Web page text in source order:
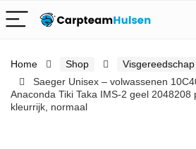
Home Shop Visgereedschap
Saeger Unisex – volwassenen
Anaconda Tiki Taka IMS-2 geel 2048208
kleurrijk, normaal